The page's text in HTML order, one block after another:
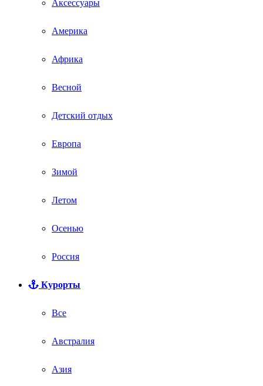
Аксессуары
Америка
Африка
Весной
Детский отдых
Европа
Зимой
Летом
Осенью
Россия
Курорты
Все
Австралия
Азия